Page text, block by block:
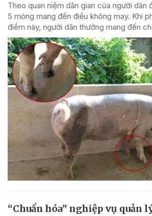
Theo quan niệm dân gian của người dân
5 móng mang đến điều không may. Khi
điểm này, người dân thường mang đến
“Chuẩn hóa” nghiệp vụ quản